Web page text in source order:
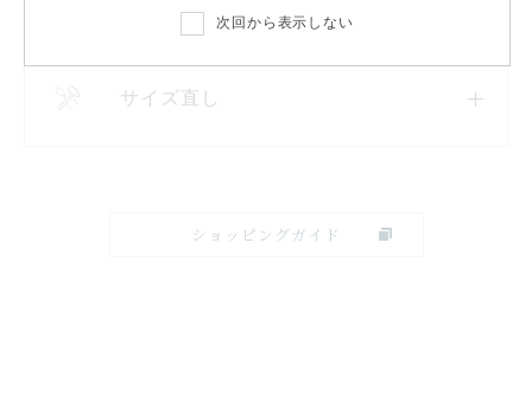
サイズ直し
ショッピングガイド
次回から表示しない